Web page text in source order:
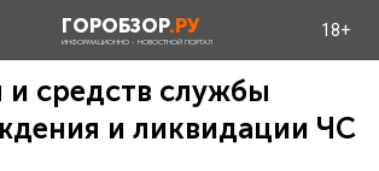
ГОРОБЗОР.РУ
ИНФОРМАЦИОННО - НОВОСТНОЙ ПОРТАЛ
18+
средств службы
и ликвидации ЧС